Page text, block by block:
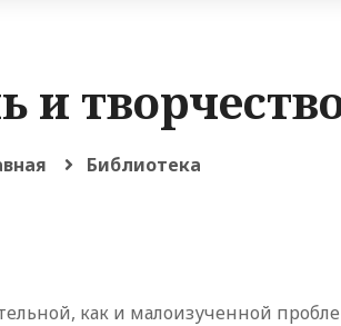
и
Библиотека
как и малоизученной